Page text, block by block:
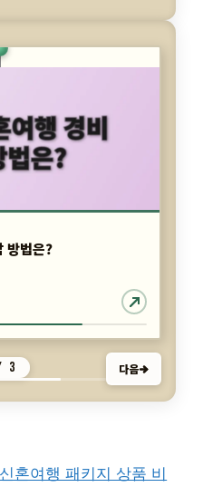
?
신혼여행 패키지 상품 비
별 차이점은 무엇일